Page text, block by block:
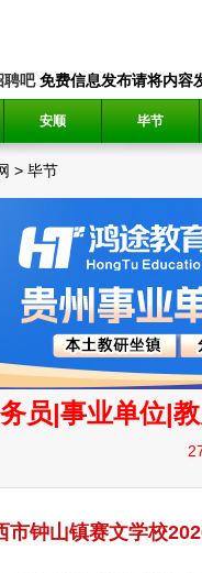
聘吧免费信息发布请将内容
安顺 毕节
> 毕节
市钟山镇赛文学校